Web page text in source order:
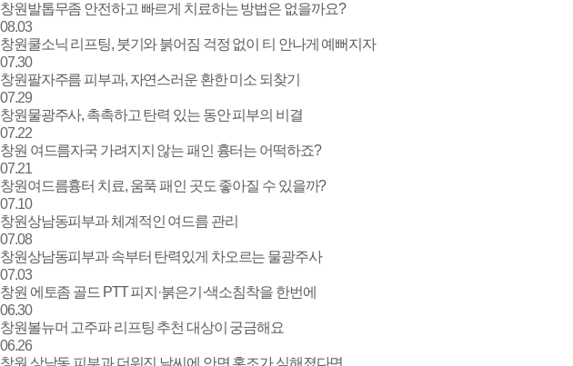
창원발톱무좀 안전하고 빠르게 치료하는 방법은 없을까요?
08.03
창원쿨소닉 리프팅, 붓기와 붉어짐 걱정 없이 티 안나게 예뻐지자
07.30
창원팔자주름 피부과, 자연스러운 환한 미소 되찾기
07.29
창원물광주사, 촉촉하고 탄력 있는 동안 피부의 비결
07.22
창원 여드름자국 가려지지 않는 패인 흉터는 어떡하죠?
07.21
창원여드름흉터 치료, 움푹 패인 곳도 좋아질 수 있을까?
07.10
창원상남동피부과 체계적인 여드름 관리
07.08
창원상남동피부과 속부터 탄력있게 차오르는 물광주사
07.03
창원 에토좀 골드 PTT 피지·붉은기·색소침착을 한번에
06.30
창원볼뉴머 고주파 리프팅 추천 대상이 궁금해요
06.26
창원 상남동 피부과 더워진 날씨에 안면 홍조가 심해졌다면